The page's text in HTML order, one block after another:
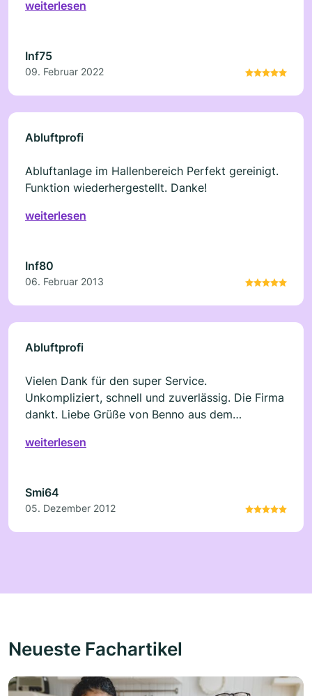
weiterlesen
Inf75
09. Februar 2022
Abluftprofi
Abluftanlage im Hallenbereich Perfekt gereinigt.
Funktion wiederhergestellt. Danke!
weiterlesen
Inf80
06. Februar 2013
Abluftprofi
Vielen Dank für den super Service.
Unkompliziert, schnell und zuverlässig. Die Firma
dankt. Liebe Grüße von Benno aus dem
weiterlesen
Smi64
05. Dezember 2012
Neueste Fachartikel